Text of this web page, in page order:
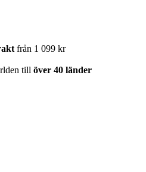
från 1 099 kr
till över 40 länder